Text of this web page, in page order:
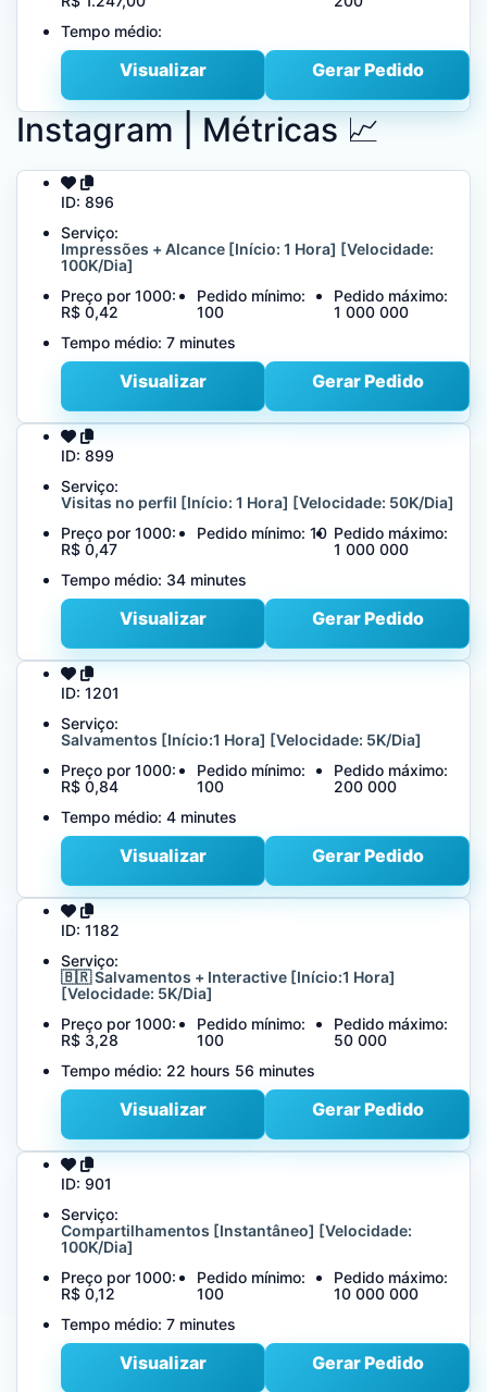
Tempo médio:
Visualizar Gerar Pedido
Instagram | Métricas 📈
ID: 896
Serviço:
Impressões + Alcance [Início: 1 Hora] [Velocidade:
100K/Dia]
Preço por 1000:
R$ 0,42
Pedido mínimo:
100
Pedido máximo:
1 000 000
Tempo médio: 7 minutes
Visualizar Gerar Pedido
ID: 899
Serviço:
Visitas no perfil [Início: 1 Hora] [Velocidade: 50K/Dia]
Preço por 1000:
R$ 0,47
Pedido mínimo: 10 Pedido máximo:
1 000 000
Tempo médio: 34 minutes
Visualizar Gerar Pedido
ID: 1201
Serviço:
Salvamentos [Início:1 Hora] [Velocidade: 5K/Dia]
Preço por 1000:
R$ 0,84
Pedido mínimo:
100
Pedido máximo:
200 000
Tempo médio: 4 minutes
Visualizar Gerar Pedido
ID: 1182
Serviço:
🇧🇷 Salvamentos + Interactive [Início:1 Hora]
[Velocidade: 5K/Dia]
Preço por 1000:
R$ 3,28
Pedido mínimo:
100
Pedido máximo:
50 000
Tempo médio: 22 hours 56 minutes
Visualizar Gerar Pedido
ID: 901
Serviço:
Compartilhamentos [Instantâneo] [Velocidade:
100K/Dia]
Preço por 1000:
R$ 0,12
Pedido mínimo:
100
Pedido máximo:
10 000 000
Tempo médio: 7 minutes
Visualizar Gerar Pedido